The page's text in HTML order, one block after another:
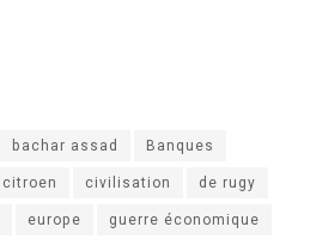
bachar assad
Banques
citroen civilisation
de rugy
europe
guerre économique